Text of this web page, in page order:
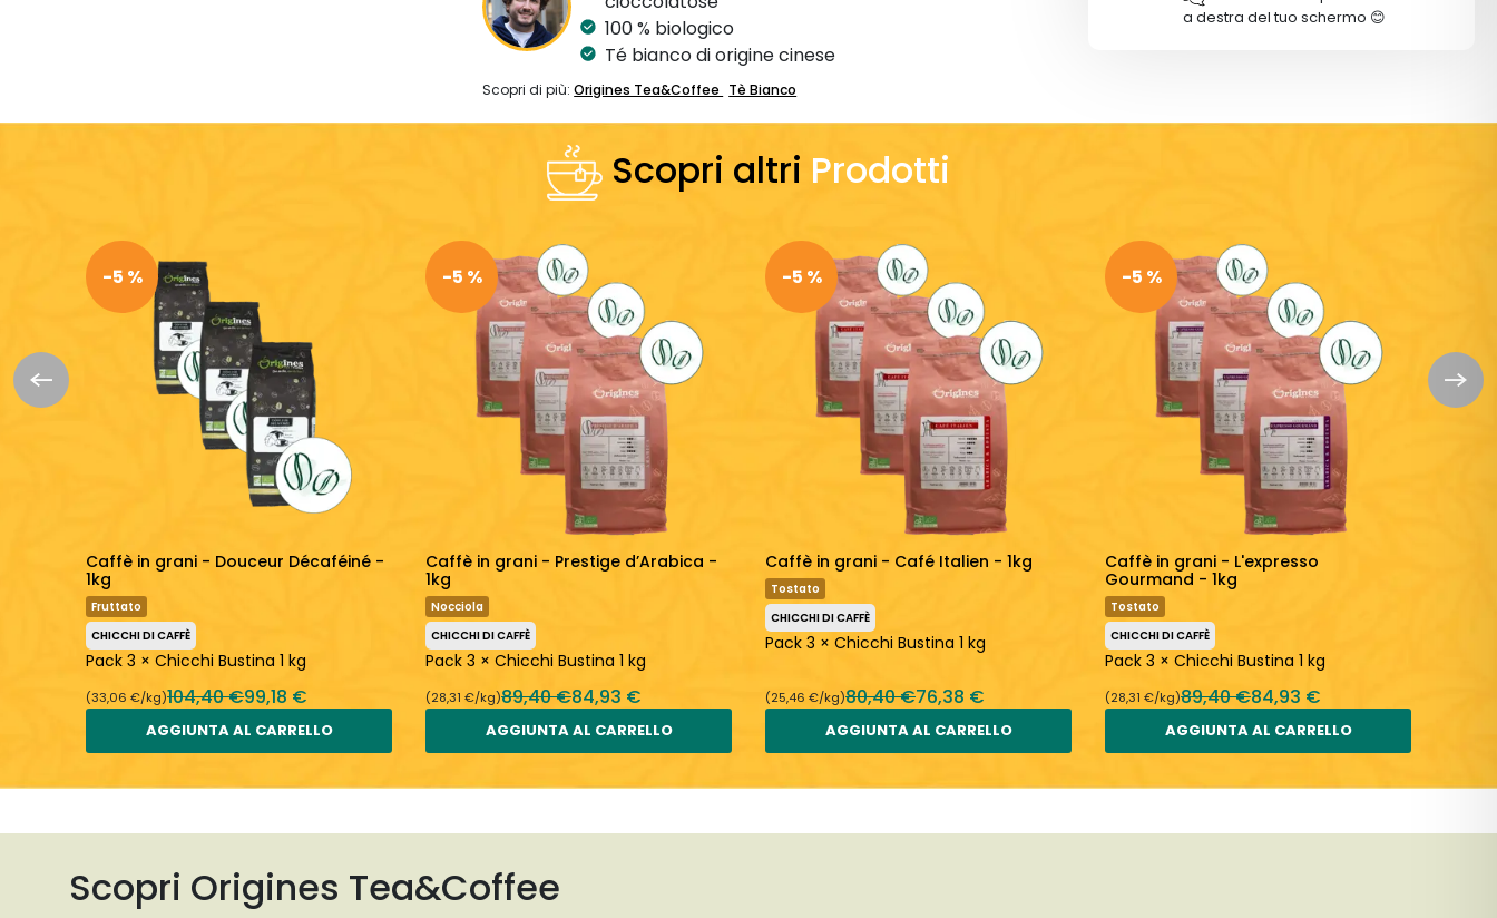
100 % biologico
Té bianco di origine cinese
Scopri di più:Origines Tea&Coffee Tè Bianco
a destra del tuo schermo 😊
Scopri altri Prodotti
-5 %
Caffè in grani - Douceur Décaféiné -
1kg
Fruttato
CHICCHI DI CAFFÈ
Pack 3 × Chicchi Bustina 1 kg
(33,06 €/kg)104,40 €99,18 €
AGGIUNTA AL CARRELLO
-5 %
Caffè in grani - Prestige d’Arabica -
1kg
Nocciola
CHICCHI DI CAFFÈ
Pack 3 × Chicchi Bustina 1 kg
(28,31 €/kg)89,40 €84,93 €
AGGIUNTA AL CARRELLO
-5 %
Caffè in grani - Café Italien - 1kg
Tostato
CHICCHI DI CAFFÈ
Pack 3 × Chicchi Bustina 1 kg
(25,46 €/kg)80,40 €76,38 €
AGGIUNTA AL CARRELLO
-5 %
Caffè in grani - L'expresso
Gourmand - 1kg
Tostato
CHICCHI DI CAFFÈ
Pack 3 × Chicchi Bustina 1 kg
(28,31 €/kg)89,40 €84,93 €
AGGIUNTA AL CARRELLO
Scopri Origines Tea&Coffee